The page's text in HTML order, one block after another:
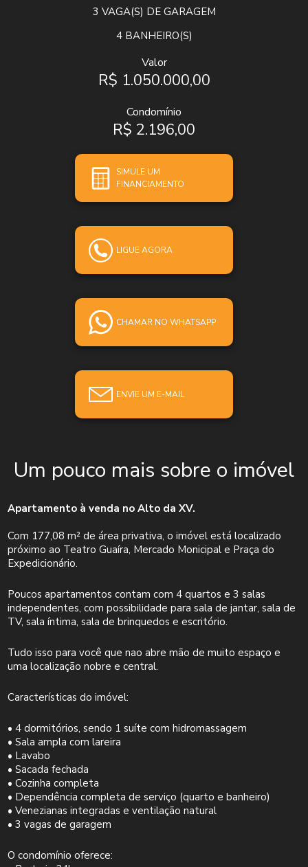
3 VAGA(S) DE GARAGEM
4BANHEIRO(S)
Valor
R$ 1.050.000,00
Condomínio
R$ 2.196,00
SIMULE UM
FINANCIAMENTO
LIGUE AGORA
CHAMAR NO WHATSAPP
ENVIE UM E-MAIL
Um pouco mais sobre o imóvel
Apartamento à venda no Alto da XV.
Com 177,08 m² de área privativa, o imóvel está localizado
próximo ao Teatro Guaíra, Mercado Monicipal e Praça do
Expedicionário.
Poucos apartamentos contam com 4 quartos e 3 salas
independentes, com possibilidade para sala de jantar, sala de
TV, sala íntima, sala de brinquedos e escritório.
Tudo isso para você que nao abre mão de muito espaço e
uma localização nobre e central.
Características do imóvel:
• 4 dormitórios, sendo 1 suíte com hidromassagem
• Sala ampla com lareira
• Lavabo
• Sacada fechada
• Cozinha completa
• Dependência completa de serviço (quarto e banheiro)
• Venezianas integradas e ventilação natural
• 3 vagas de garagem
O condomínio oferece: